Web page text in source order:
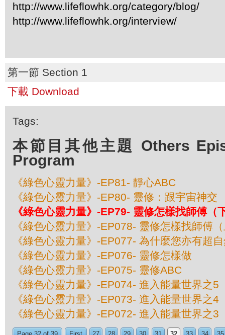
http://www.lifeflowhk.org/category/blog/
http://www.lifeflowhk.org/interview/
第一節 Section 1
下載 Download
Tags:
本節目其他主題 Others
Program
《綠色心靈力量》-EP81- 靜心ABC
《綠色心靈力量》-EP80- 靈修：跟宇宙神交
《綠色心靈力量》-EP79- 靈修怎樣找師傅（
《綠色心靈力量》-EP078- 靈修怎樣找師傅
《綠色心靈力量》-EP077- 為什麼您亦有超
《綠色心靈力量》-EP076- 靈修怎樣做
《綠色心靈力量》-EP075- 靈修ABC
《綠色心靈力量》-EP074- 進入能量世界之5
《綠色心靈力量》-EP073- 進入能量世界之4
《綠色心靈力量》-EP072- 進入能量世界之3